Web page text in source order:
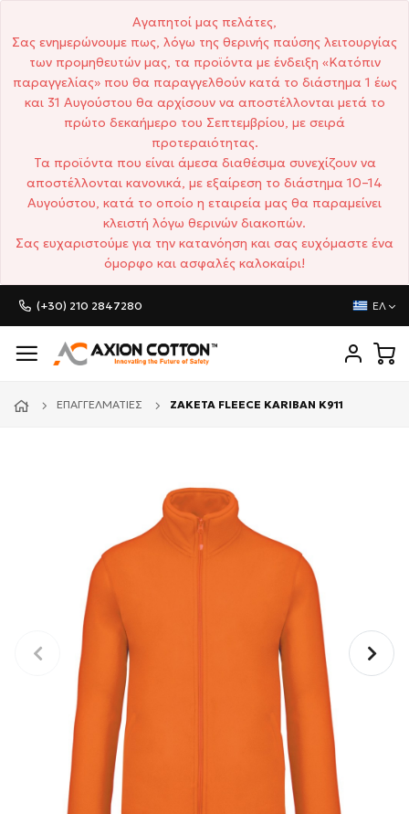
Αγαπητοί μας πελάτες,
Σας ενημερώνουμε πως, λόγω της θερινής παύσης λειτουργίας
των προμηθευτών μας, τα προϊόντα με ένδειξη «Κατόπιν
παραγγελίας» που θα παραγγελθούν κατά το διάστημα 1 έως
και 31 Αυγούστου θα αρχίσουν να αποστέλλονται μετά το
πρώτο δεκαήμερο του Σεπτεμβρίου, με σειρά
προτεραιότητας.
Τα προϊόντα που είναι άμεσα διαθέσιμα συνεχίζουν να
αποστέλλονται κανονικά, με εξαίρεση το διάστημα 10–14
Αυγούστου, κατά το οποίο η εταιρεία μας θα παραμείνει
κλειστή λόγω θερινών διακοπών.
Σας ευχαριστούμε για την κατανόηση και σας ευχόμαστε ένα
όμορφο και ασφαλές καλοκαίρι!
(+30) 210 2847280 ΕΛ
ΕΠΑΓΓΕΛΜΑΤΊΕΣ ΖΑΚΕΤΑ FLEECE KARIBAN K911